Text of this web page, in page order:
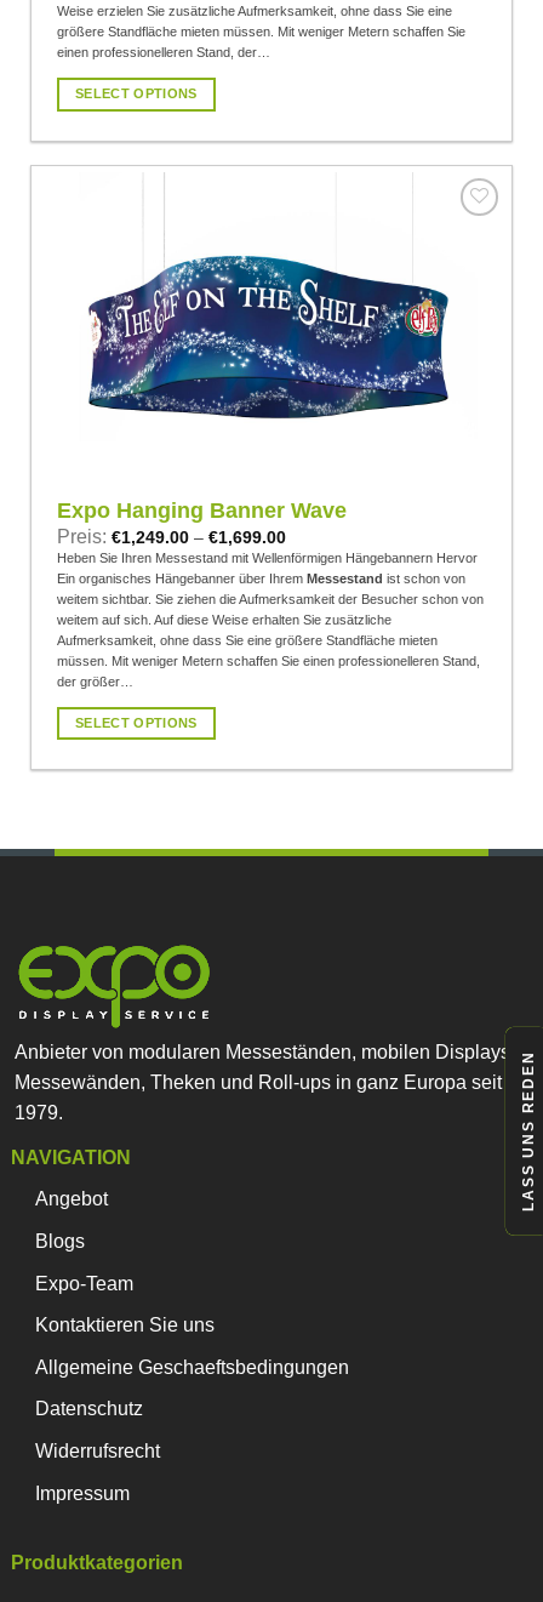
Weise erzielen Sie zusätzliche Aufmerksamkeit, ohne dass Sie eine
größere Standfläche mieten müssen. Mit weniger Metern schaffen Sie
einen professionelleren Stand, der…
SELECT OPTIONS
Produkt
Optionen
können
Produktseite
wishlist
Expo Hanging Banner Wave
Preis: €1,249.00 –€1,699.00
Heben Sie Ihren Messestand mit Wellenförmigen Hängebannern Hervor
Ein organisches Hängebanner über Ihrem Messestandist schon von
weitem sichtbar. Sie ziehen die Aufmerksamkeit der Besucher schon von
weitem auf sich. Auf diese Weise erhalten Sie zusätzliche
Aufmerksamkeit, ohne dass Sie eine größere Standfläche mieten
müssen. Mit weniger Metern schaffen Sie einen professionelleren Stand,
der größer…
SELECT OPTIONS
Produkt
Varianten
können
auf
Produktseite
gewählt
werden
LASS UNS REDEN
Anbieter von modularen Messeständen, mobilen Displays,
Messewänden, Theken und Roll-ups in ganz Europa seit
1979.
NAVIGATION
Angebot
Blogs
Expo-Team
Kontaktieren Sie uns
Allgemeine Geschaeftsbedingungen
Datenschutz
Widerrufsrecht
Impressum
Produktkategorien